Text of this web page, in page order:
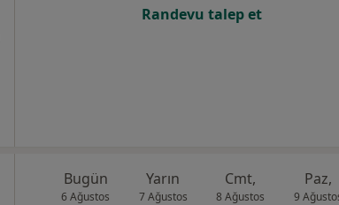
Randevu talep et
Bugün
6 Ağustos
Yarın
7 Ağustos
Cmt,
8 Ağustos
Paz,
9